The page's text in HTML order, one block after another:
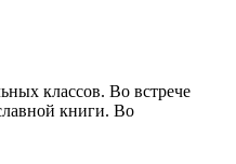
классов. Во встрече
книги. Во